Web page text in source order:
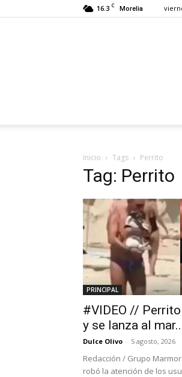
16.3 C Morelia
Inicio Tags Perrito
Tag: Perrito
PRINCIPAL
#VIDEO //
y se lanza al
Dulce Olivo - 5 agosto, 2026
Redacción / Grupo
robó la atención de los